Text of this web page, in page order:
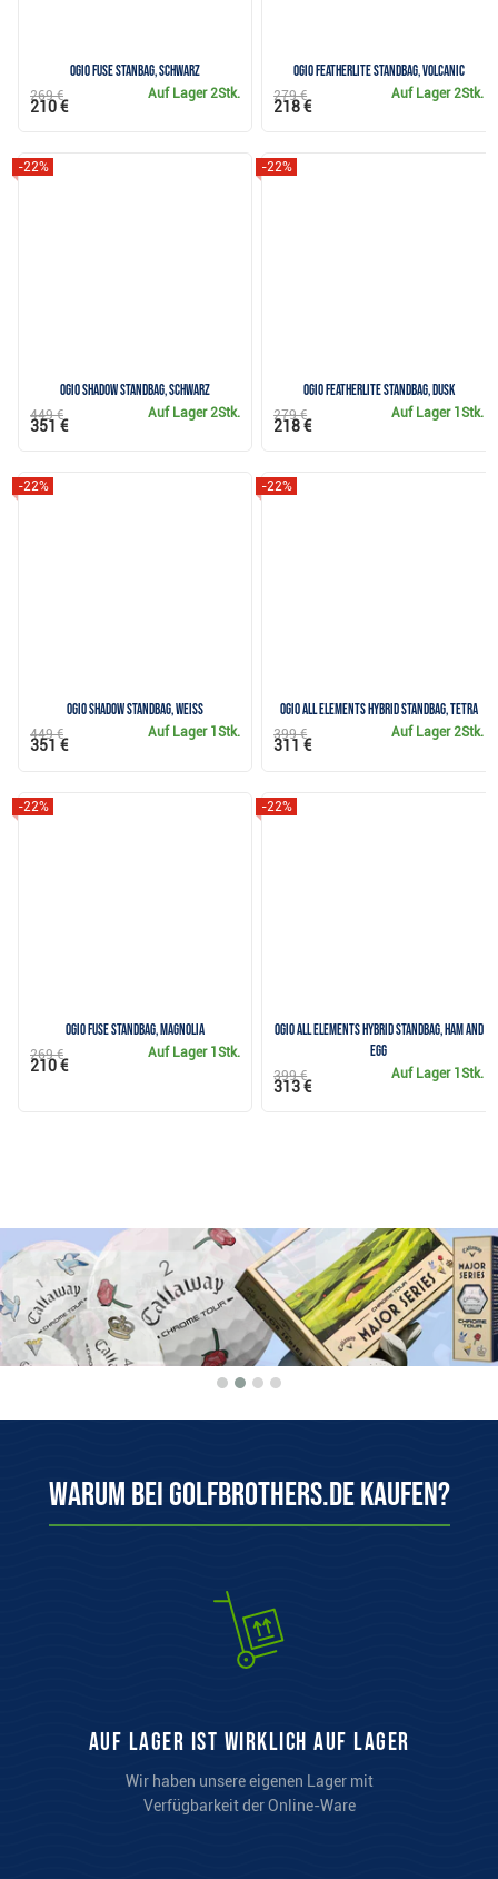
Ogio Fuse Stanbag, schwarz
Auf Lager 2Stk.
269 €
210 €
Ogio Featherlite Standbag, volcanic
Auf Lager 2Stk.
279 €
218 €
Ogio Shadow Standbag, schwarz
-22%
Auf Lager2Stk.
449 €
351 €
Ogio Featherlite Standbag, dusk
-22%
Auf Lager 1Stk.
279 €
218 €
Ogio Shadow Standbag, weiss
-22%
Auf Lager 1Stk.
449 €
351 €
Ogio All Elements Hybrid Standbag, tetra
-22%
Auf Lager2Stk.
399 €
311 €
Ogio Fuse Standbag, magnolia
-22%
Auf Lager 1Stk.
269 €
210 €
Ogio All Elements Hybrid Standbag, ham and
egg
-22%
Auf Lager 1Stk.
399 €
313 €
Warum bei Golfbrothers.de kaufen?
auf Lager ist wirklich auf Lager
Wir haben unsere eigenen Lager mit
Verfügbarkeit der Online-Ware